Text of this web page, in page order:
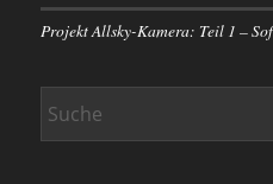
Projekt Allsky-Kamera: Teil 1 –